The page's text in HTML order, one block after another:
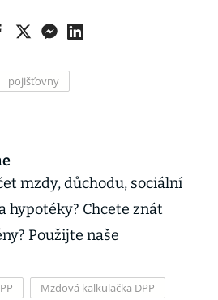
pojišťovny
mzdy, důchodu, sociální
hypotéky? Chcete znát
Použijte naše
Mzdová kalkulačka DPP